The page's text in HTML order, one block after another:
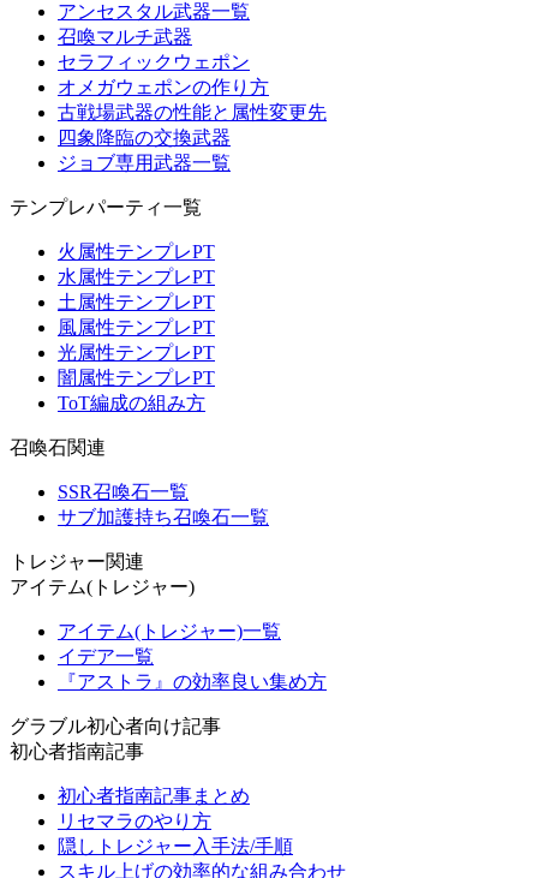
アンセスタル武器一覧
召喚マルチ武器
セラフィックウェポン
オメガウェポンの作り方
古戦場武器の性能と属性変更先
四象降臨の交換武器
ジョブ専用武器一覧
テンプレパーティ一覧
火属性テンプレPT
水属性テンプレPT
土属性テンプレPT
風属性テンプレPT
光属性テンプレPT
闇属性テンプレPT
ToT編成の組み方
召喚石関連
SSR召喚石一覧
サブ加護持ち召喚石一覧
トレジャー関連
アイテム(トレジャー)
アイテム(トレジャー)一覧
イデア一覧
『アストラ』の効率良い集め方
グラブル初心者向け記事
初心者指南記事
初心者指南記事まとめ
リセマラのやり方
隠しトレジャー入手法/手順
スキル上げの効率的な組み合わせ